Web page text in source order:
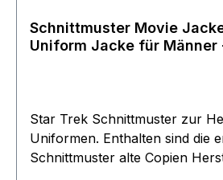
Schnittmuster Movie
Uniform Jacke für Männer
Star Trek Schnittmuster zur
Uniformen. Enthalten sind die
Schnittmuster alte Copien